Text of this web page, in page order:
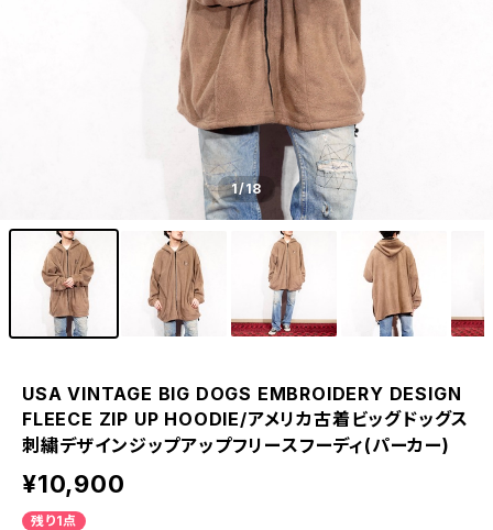
1/18
USA VINTAGE BIG DOGS EMBROIDERY DESIGN
FLEECE ZIP UP HOODIE/アメリカ古着ビッグドッグス
刺繍デザインジップアップフリースフーディ(パーカー)
¥10,900
残り1点